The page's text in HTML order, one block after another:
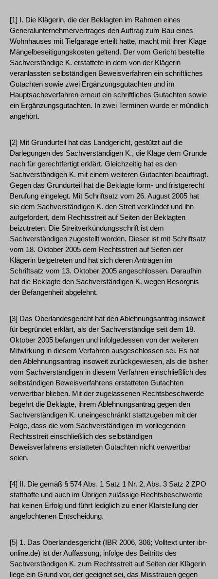
[1] I. Die Klägerin, die der Beklagten im Rahmen eines
Generalunternehmervertrages den Auftrag zum Bau eines
Wohnhauses mit Tiefgarage erteilt hatte, macht mit ihrer Klage
Mängelbeseitigungskosten geltend. Der vom Gericht bestellte
Sachverständige K. erstattete in dem von der Klägerin
veranlassten selbständigen Beweisverfahren ein schriftliches
Gutachten sowie zwei Ergänzungsgutachten und im
Hauptsacheverfahren erneut ein schriftliches Gutachten sowie
ein Ergänzungsgutachten. In zwei Terminen wurde er mündlich
angehört.
[2] Mit Grundurteil hat das Landgericht, gestützt auf die
Darlegungen des Sachverständigen K., die Klage dem Grunde
nach für gerechtfertigt erklärt. Gleichzeitig hat es den
Sachverständigen K. mit einem weiteren Gutachten beauftragt.
Gegen das Grundurteil hat die Beklagte form- und fristgerecht
Berufung eingelegt. Mit Schriftsatz vom 26. August 2005 hat
sie dem Sachverständigen K. den Streit verkündet und ihn
aufgefordert, dem Rechtsstreit auf Seiten der Beklagten
beizutreten. Die Streitverkündungsschrift ist dem
Sachverständigen zugestellt worden. Dieser ist mit Schriftsatz
vom 18. Oktober 2005 dem Rechtsstreit auf Seiten der
Klägerin beigetreten und hat sich deren Anträgen im
Schriftsatz vom 13. Oktober 2005 angeschlossen. Daraufhin
hat die Beklagte den Sachverständigen K. wegen Besorgnis
der Befangenheit abgelehnt.
[3] Das Oberlandesgericht hat den Ablehnungsantrag insoweit
für begründet erklärt, als der Sachverständige seit dem 18.
Oktober 2005 befangen und infolgedessen von der weiteren
Mitwirkung in diesem Verfahren ausgeschlossen sei. Es hat
den Ablehnungsantrag insoweit zurückgewiesen, als die bisher
vom Sachverständigen in diesem Verfahren einschließlich des
selbständigen Beweisverfahrens erstatteten Gutachten
verwertbar blieben. Mit der zugelassenen Rechtsbeschwerde
begehrt die Beklagte, ihrem Ablehnungsantrag gegen den
Sachverständigen K. uneingeschränkt stattzugeben mit der
Folge, dass die vom Sachverständigen im vorliegenden
Rechtsstreit einschließlich des selbständigen
Beweisverfahrens erstatteten Gutachten nicht verwertbar
seien.
[4] II. Die gemäß § 574 Abs. 1 Satz 1 Nr. 2, Abs. 3 Satz 2 ZPO
statthafte und auch im Übrigen zulässige Rechtsbeschwerde
hat keinen Erfolg und führt lediglich zu einer Klarstellung der
angefochtenen Entscheidung.
[5] 1. Das Oberlandesgericht (IBR 2006, 306; Volltext unter ibr-
online.de) ist der Auffassung, infolge des Beitritts des
Sachverständigen K. zum Rechtsstreit auf Seiten der Klägerin
liege ein Grund vor, der geeignet sei, das Misstrauen gegen